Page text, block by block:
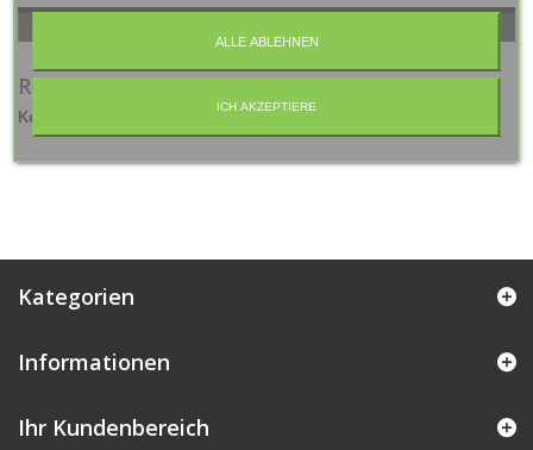
ROSE
Keine Artikel in dieser Kategorie.
Kategorien
Informationen
Ihr Kundenbereich
ALLE ABLEHNEN
ICH AKZEPTIERE